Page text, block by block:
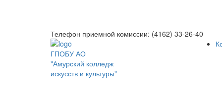
Телефон приемной комиссии: (4162) 33-26-40
ГПОБУ АО
"Амурский колледж
искусств и культуры"